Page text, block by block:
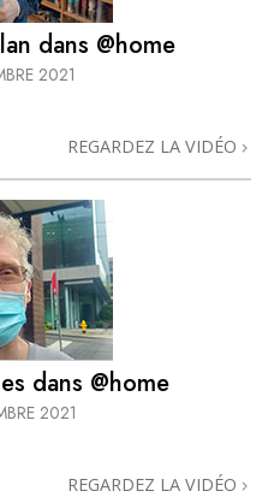
dans @home
2021
REGARDEZ LA VIDÉO
dans @home
2021
REGARDEZ LA VIDÉO